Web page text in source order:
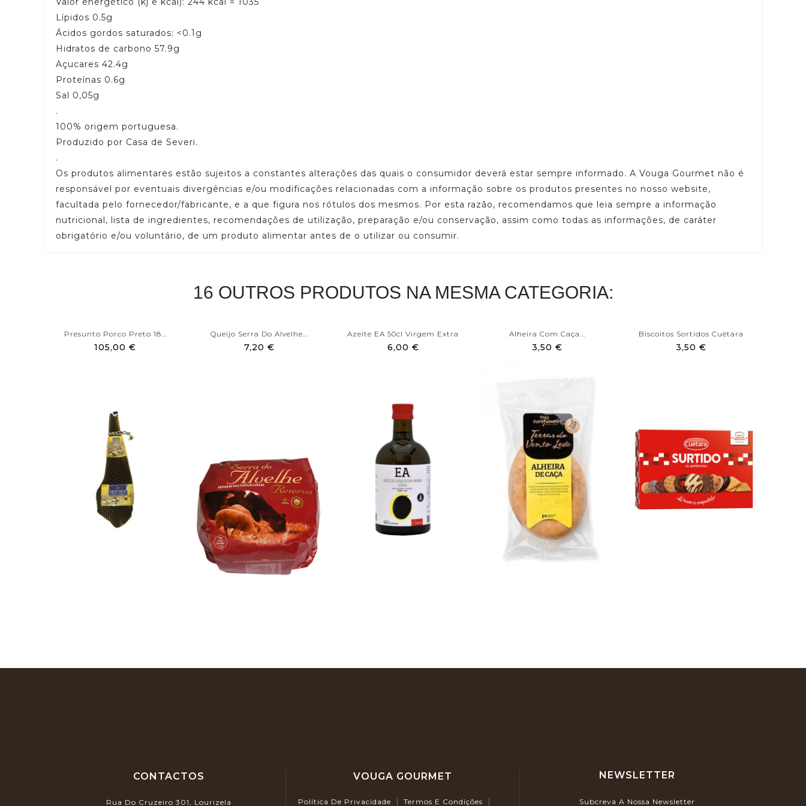
Lípidos 0.5g
Ácidos gordos saturados: <0.1g
Hidratos de carbono 57.9g
Açucares 42.4g
Proteínas 0.6g
Sal 0,05g
.
100% origem portuguesa.
Produzido por Casa de Severi.
.
Os produtos alimentares estão sujeitos a constantes alterações das quais o consumidor deverá estar sempre informado. A Vouga Gourmet não é
responsável por eventuais divergências e/ou modificações relacionadas com a informação sobre os produtos presentes no nosso website,
facultada pelo fornecedor/fabricante, e a que figura nos rótulos dos mesmos. Por esta razão, recomendamos que leia sempre a informação
nutricional, lista de ingredientes, recomendações de utilização, preparação e/ou conservação, assim como todas as informações, de caráter
obrigatório e/ou voluntário, de um produto alimentar antes de o utilizar ou consumir.
16 OUTROS PRODUTOS NA MESMA CATEGORIA:
Presunto Porco Preto 18...
105,00 €
Queijo Serra Do Alvelhe...
7,20 €
Azeite EA 50cl Virgem Extra
6,00 €
Alheira Com Caça...
3,50 €
Biscoitos Sortidos Cuétara
3,50 €
CONTACTOS
Rua Do Cruzeiro 301, Lourizela
VOUGA GOURMET
Política De Privacidade Termos E Condições
NEWSLETTER
Subcreva A Nossa Newsletter